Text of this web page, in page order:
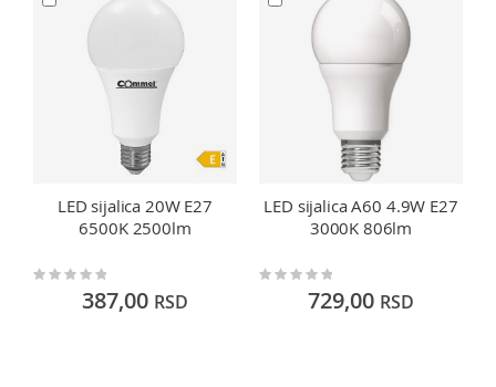
LED sijalica 20W E27
6500K 2500lm
Rating:
387,00 RSD
LED sijalica A60 4.9W E27
3000K 806lm
Rating:
729,00 RSD